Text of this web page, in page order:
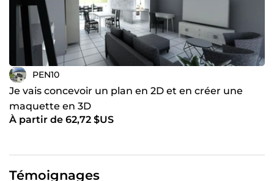
PEN10
Je vais concevoir un plan en 2D et en créer une
maquette en 3D
À partir de 62,72 $US
Témoignages